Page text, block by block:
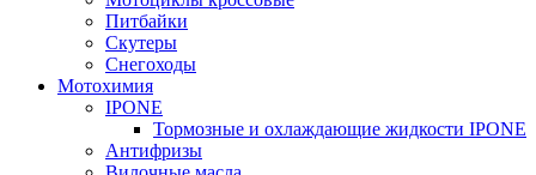
Питбайки
Скутеры
Снегоходы
Мотохимия
IPONE
Тормозные и охлаждающие жидкости IPONE
Антифризы